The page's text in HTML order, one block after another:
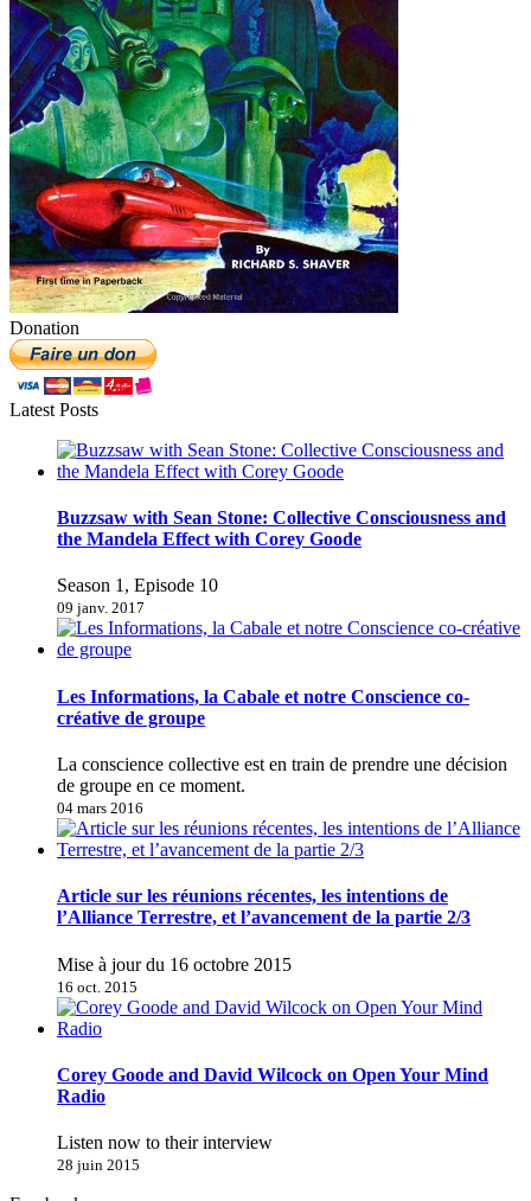
Donation
Latest Posts
Buzzsaw with Sean Stone: Collective Consciousness and
the Mandela Effect with Corey Goode
Season 1, Episode 10
09 janv. 2017
Les Informations, la Cabale et notre Conscience co-
créative de groupe
La conscience collective est en train de prendre une décision
de groupe en ce moment.
04 mars 2016
Article sur les réunions récentes, les intentions de
l’Alliance Terrestre, et l’avancement de la partie 2/3
Mise à jour du 16 octobre 2015
16 oct. 2015
Corey Goode and David Wilcock on Open Your Mind
Radio
Listen now to their interview
28 juin 2015